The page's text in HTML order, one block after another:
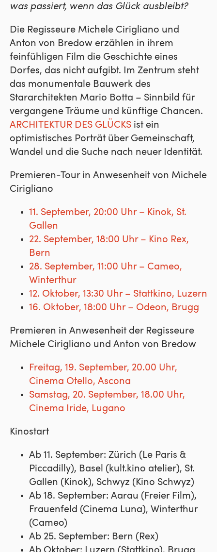
was passiert, wenn das Glück ausbleibt?
Die Regisseure Michele Cirigliano und
Anton von Bredow erzählen in ihrem
feinfühligen Film die Geschichte eines
Dorfes, das nicht aufgibt. Im Zentrum steht
das monumentale Bauwerk des
Stararchitekten Mario Botta – Sinnbild für
vergangene Träume und künftige Chancen.
ARCHITEKTUR DES GLÜCKS ist ein
optimistisches Porträt über Gemeinschaft,
Wandel und die Suche nach neuer Identität.
Premieren-Tour in Anwesenheit von Michele
Cirigliano
11. September, 20:00 Uhr – Kinok, St.
Gallen
22. September, 18:00 Uhr – Kino Rex,
Bern
28. September, 11:00 Uhr – Cameo,
Winterthur
12. Oktober, 13:30 Uhr – Stattkino, Luzern
16. Oktober, 18:00 Uhr – Odeon, Brugg
Premieren in Anwesenheit der Regisseure
Michele Cirigliano und Anton von Bredow
Freitag, 19. September, 20.00 Uhr,
Cinema Otello, Ascona
Samstag, 20. September, 18.00 Uhr,
Cinema Iride, Lugano
Kinostart
Ab 11. September: Zürich (Le Paris &
Piccadilly), Basel (kult.kino atelier), St.
Gallen (Kinok), Schwyz (Kino Schwyz)
Ab 18. September: Aarau (Freier Film),
Frauenfeld (Cinema Luna), Winterthur
(Cameo)
Ab 25. September: Bern (Rex)